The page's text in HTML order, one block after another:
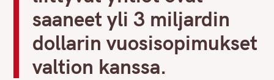
saaneet yli 3 miljardin
dollarin vuosisopimukset
valtion kanssa.